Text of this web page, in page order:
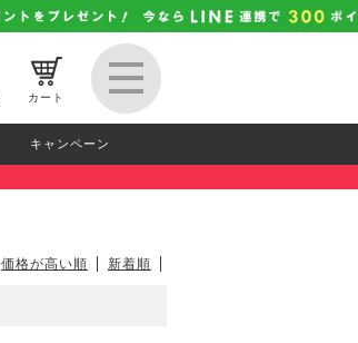
カート
キャンペーン
価格が高い順 新着順